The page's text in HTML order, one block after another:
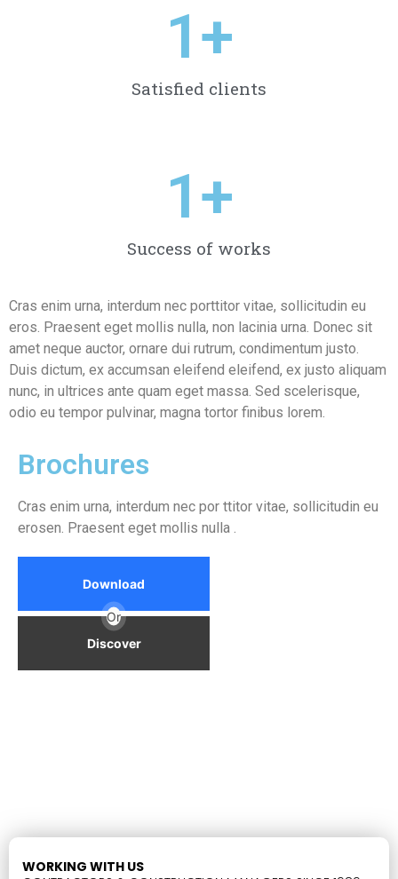
1+
Satisfied clients
1+
Success of works
Cras enim urna, interdum nec porttitor vitae, sollicitudin eu
eros. Praesent eget mollis nulla, non lacinia urna. Donec sit
amet neque auctor, ornare dui rutrum, condimentum justo.
Duis dictum, ex accumsan eleifend eleifend, ex justo aliquam
nunc, in ultrices ante quam eget massa. Sed scelerisque,
odio eu tempor pulvinar, magna tortor finibus lorem.
Brochures
Cras enim urna, interdum nec por ttitor vitae, sollicitudin eu
erosen. Praesent eget mollis nulla .
Download
Or
Discover
WORKING WITH US